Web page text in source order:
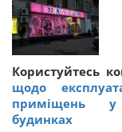
Користуйтесь
щодо
приміщень у
будинках